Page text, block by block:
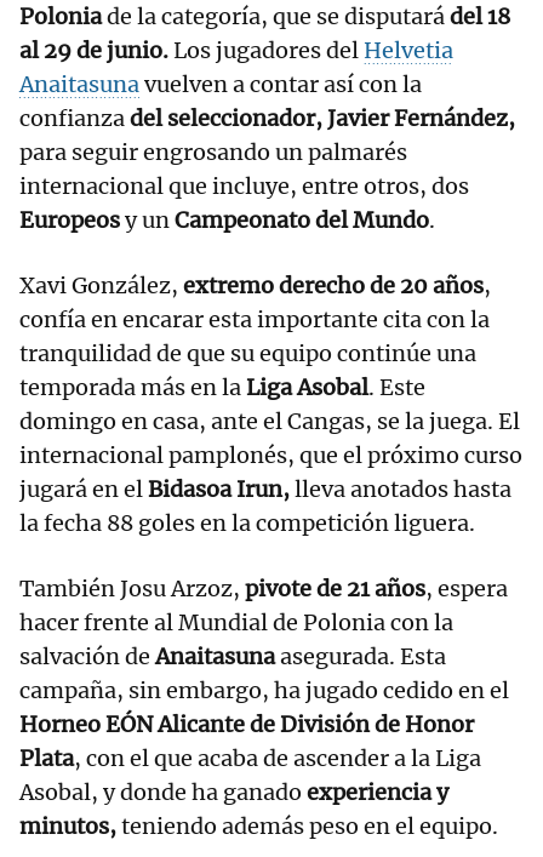
Poloniade la categoría, que se disputarádel 18
al 29 de junio.Los jugadores del Helvetia
Anaitasunavuelven a contar así con la
confianzadel seleccionador, Javier Fernández,
para seguir engrosando un palmarés
internacional que incluye, entre otros, dos
Europeosy unCampeonato delMundo.
Xavi González, extremo derecho de 20 años,
confía en encarar esta importante cita con la
tranquilidad de que su equipo continúe una
temporada más en laLiga Asobal. Este
domingo en casa, ante el Cangas, se la juega. El
internacional pamplonés, que el próximo curso
jugará en elBidasoa Irun,lleva anotados hasta
la fecha 88 goles en la competición liguera.
También Josu Arzoz, pivote de 21 años, espera
hacer frente al Mundial de Polonia con la
salvación deAnaitasunaasegurada. Esta
campaña, sin embargo, ha jugado cedido en el
Horneo EÓN Alicante de División de Honor
Plata, con el que acaba de ascender a la Liga
Asobal, y donde ha ganado experiencia y
minutos,teniendo además peso en el equipo.